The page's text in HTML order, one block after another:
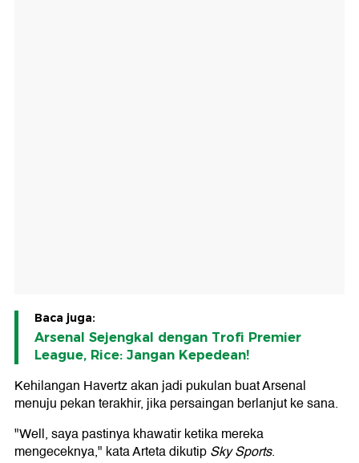
Baca juga:
Arsenal Sejengkal dengan Trofi Premier
League, Rice: Jangan Kepedean!
Kehilangan Havertz akan jadi pukulan buat Arsenal
menuju pekan terakhir, jika persaingan berlanjut ke sana.
"Well, saya pastinya khawatir ketika mereka
mengeceknya," kata Arteta dikutipSky Sports.